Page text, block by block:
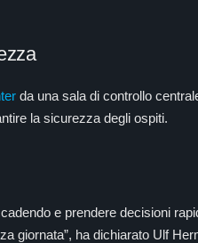
da una sala di controllo
la sicurezza degli ospiti.
e prendere decisioni
giornata”, ha dichiarato Ulf